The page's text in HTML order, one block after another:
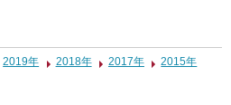
2019年 2018年 2017年 2015年